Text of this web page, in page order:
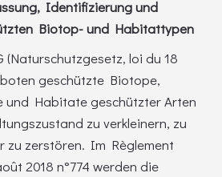
Identifizierung und
Biotop- und Habitattypen
(Naturschutzgesetz, loi du 18
geschützte Biotope,
Habitate geschützter Arten
zu verkleinern, zu
zu zerstören. Im Règlement
2018 n°774 werden die